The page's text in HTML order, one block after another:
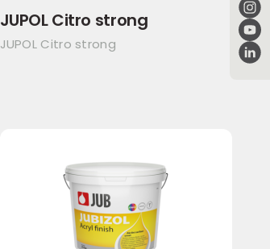
JUPOL Citro strong
JUPOL Citro strong